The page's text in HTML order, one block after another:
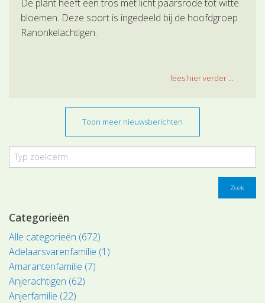
De plant heeft een tros met licht paarsrode tot witte
bloemen. Deze soort is ingedeeld bij de hoofdgroep
Ranonkelachtigen.
lees hier verder ...
Toon meer nieuwsberichten
Zoek
Categorieën
Alle categorieën (672)
Adelaarsvarenfamilie (1)
Amarantenfamilie (7)
Anjerachtigen (62)
Anjerfamilie (22)